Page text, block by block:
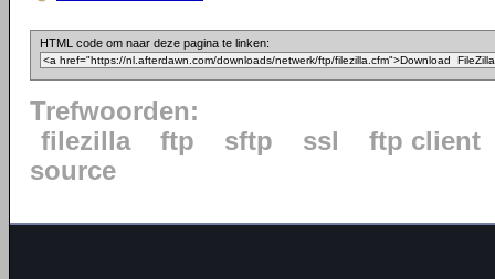
HTML code om naar deze pagina te linken:
Trefwoorden:
filezilla
ftp sftp ssl
ftp client
source